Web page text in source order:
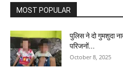
MOST POPULAR
पुलिस ने दो गुमशुदा
परिजनों...
October 8, 2025